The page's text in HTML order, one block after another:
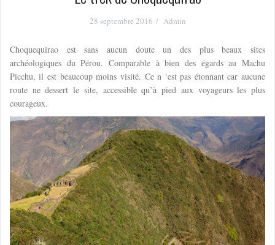
28 septembre 2016 Admin
Choquequirao est sans aucun doute un des plus beaux sites
archéologiques du Pérou. Comparable à bien des égards au Machu
Picchu, il est beaucoup moins visité. Ce n ‘est pas étonnant car aucune
route ne dessert le site, accessible qu’à pied aux voyageurs les plus
courageux.